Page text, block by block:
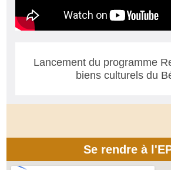
Lancement du programme
biens culturels du
Se rendre à